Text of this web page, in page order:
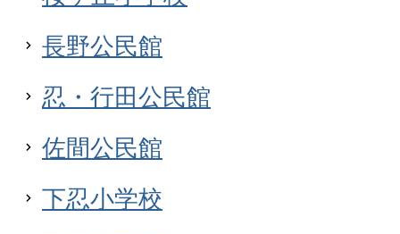
長野公民館
忍・行田公民館
佐間公民館
下忍小学校